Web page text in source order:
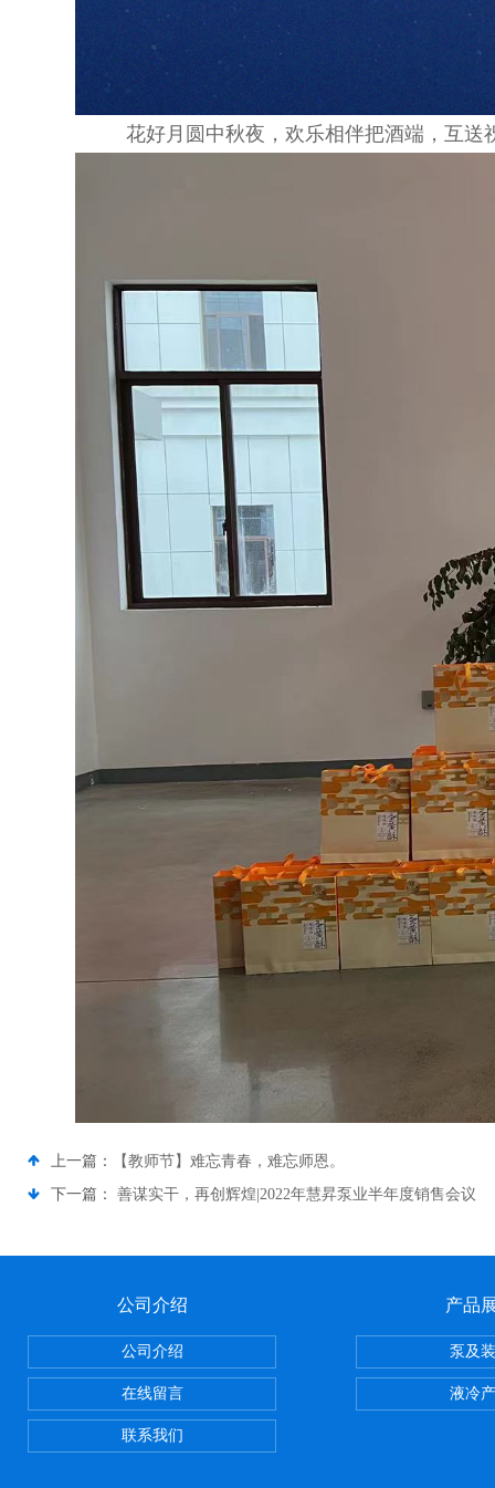
花好月圆中秋夜，欢乐相伴把酒端，互
上一篇：
【教师节】难忘青春，难忘师恩。
下一篇： 善谋实干，再创辉煌|2022年慧昇泵业半年度销售会议
公司介绍
公司介绍
在线留言
联系我们
产品
泵及
液冷